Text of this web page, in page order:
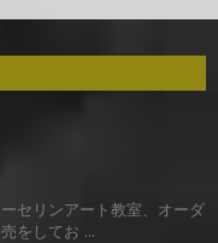
セリンアート教室、オーダ
をしてお ...